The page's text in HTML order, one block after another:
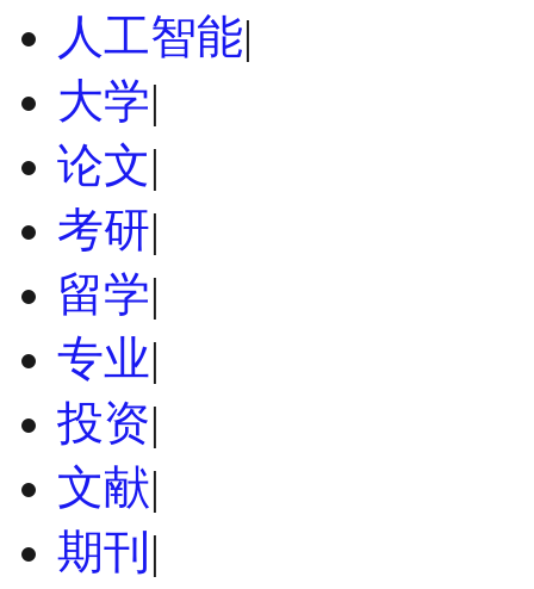
人工智能|
大学|
论文|
考研|
留学|
专业|
投资|
文献|
期刊 |